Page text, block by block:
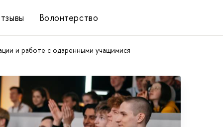
Волонтерство
и работе с одаренными учащимися